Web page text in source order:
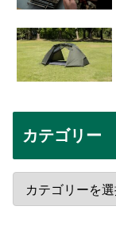
カテゴリー